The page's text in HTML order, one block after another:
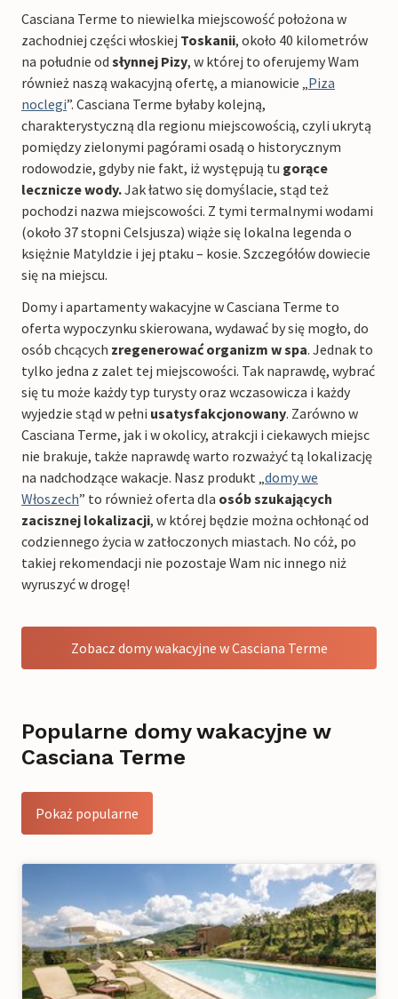
Casciana Terme to niewielka miejscowość położona w
zachodniej części włoskiej Toskanii, około 40 kilometrów
na południe od słynnej Pizy, w której to oferujemy Wam
również naszą wakacyjną ofertę, a mianowicie „ Piza
noclegi”. Casciana Terme byłaby kolejną,
charakterystyczną dla regionu miejscowością, czyli ukrytą
pomiędzy zielonymi pagórami osadą o historycznym
rodowodzie, gdyby nie fakt, iż występują tu gorące
lecznicze wody.Jak łatwo się domyślacie, stąd też
pochodzi nazwa miejscowości. Z tymi termalnymi wodami
(około 37 stopni Celsjusza) wiąże się lokalna legenda o
księżnie Matyldzie i jej ptaku – kosie. Szczegółów dowiecie
się na miejscu.
Domy i apartamenty wakacyjne w Casciana Terme to
oferta wypoczynku skierowana, wydawać by się mogło, do
osób chcących zregenerować organizm w spa. Jednak to
tylko jedna z zalet tej miejscowości. Tak naprawdę, wybrać
się tu może każdy typ turysty oraz wczasowicza i każdy
wyjedzie stąd w pełni usatysfakcjonowany. Zarówno w
Casciana Terme, jak i w okolicy, atrakcji i ciekawych miejsc
nie brakuje, także naprawdę warto rozważyć tą lokalizację
na nadchodzące wakacje. Nasz produkt „ domy we
Włoszech” to również oferta dla osób szukających
zacisznej lokalizacji, w której będzie można ochłonąć od
codziennego życia w zatłoczonych miastach. No cóż, po
takiej rekomendacji nie pozostaje Wam nic innego niż
wyruszyć w drogę!
Zobacz domy wakacyjne w Casciana Terme
Popularne domy wakacyjne w
Casciana Terme
Pokaż popularne